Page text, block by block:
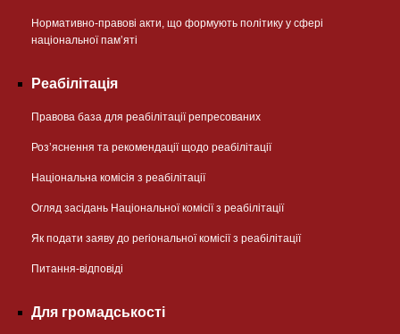
Нормативно-правові акти, що формують політику у сфері
національної памʼяті
Реабілітація
Правова база для реабілітації репресованих
Розʼяснення та рекомендації щодо реабілітації
Національна комісія з реабілітації
Огляд засідань Національної комісії з реабілітації
Як подати заяву до регіональної комісії з реабілітації
Питання-відповіді
Для громадськості